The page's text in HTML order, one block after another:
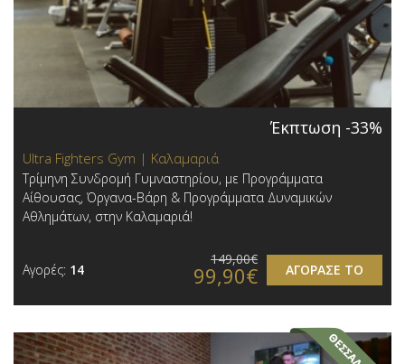
Έκπτωση -33%
Ultra Fighters Gym | Καλαμαριά
Τρίμηνη Συνδρομή Γυμναστηρίου, με Προγράμματα
Αίθουσας, Όργανα-Βάρη & Προγράμματα Δυναμικών
Αθλημάτων, στην Καλαμαριά!
Αγορές: 14 ΑΓΟΡΑΣΕ ΤΟ
149,00€
99,90€